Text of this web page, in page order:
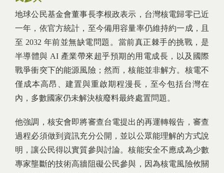
地球公民基金會董事長李根政表示，台灣核電歸零已近
一年，依官方統計，至今備用容量率仍維持約一成，且
至 2032 年前並無缺電問題。當前真正棘手的挑戰，是
半導體與 AI 產業帶來超乎預期的用電成長，以及國際
戰爭衝突下的能源風險；然而，核能並非解方。核電不
僅成本高昂、建置與重啟期程漫長，至今包括台灣在
內，多數國家仍未解決核廢料最終處置問題。
他強調，核安會即將審查台電提出的再運轉報告，審查
過程必須做到資訊充分公開，並以公眾能理解的方式說
明，讓公民得以實質參與討論。核能安全不應成為少數
專家壟斷的技術高牆阻礙公民參與，因為核電風險攸關